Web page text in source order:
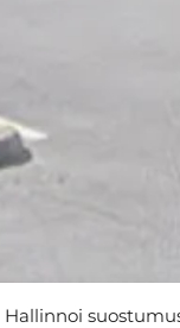
Hallinnoi